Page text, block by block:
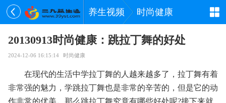
养生视频 时尚健康
20130913时尚健康：跳拉丁舞的好处
2024-12-06 16:15:14 时尚健康
在现代的生活中学拉丁舞的人越来越多了，拉丁舞有着
非常强的魅力，学跳拉丁舞也是非常的辛苦的，但是它的动
作非常的优美。那么跳拉丁舞究竟有哪些好处呢?接下来就